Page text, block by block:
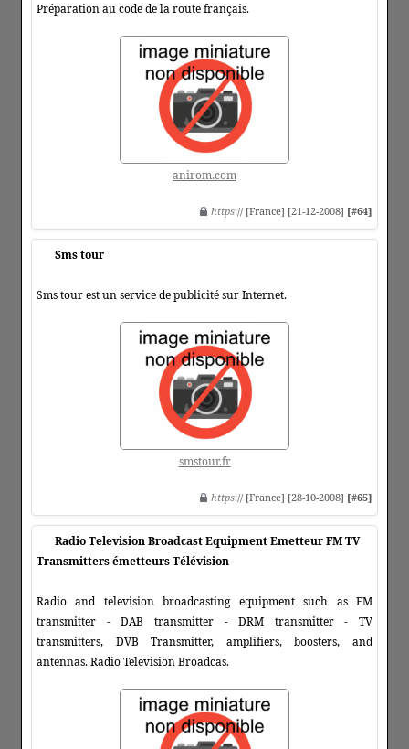
Préparation au code de la route français.
anirom.com
https:// [France] [21-12-2008] [#64]
Sms tour
Sms tour est un service de publicité sur Internet.
smstour.fr
https:// [France] [28-10-2008] [#65]
Radio Television Broadcast Equipment Emetteur FM TV
Transmitters émetteurs Télévision
Radio and television broadcasting equipment such as FM
transmitter - DAB transmitter - DRM transmitter - TV
transmitters, DVB Transmitter, amplifiers, boosters, and
antennas. Radio Television Broadcas.